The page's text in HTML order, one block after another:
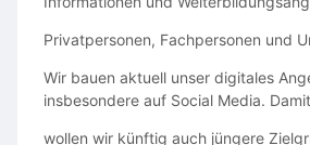
Privatpersonen, Fachpersonen und
Wir bauen aktuell unser digitales
insbesondere auf Social Media. Damit
wollen wir künftig auch jüngere